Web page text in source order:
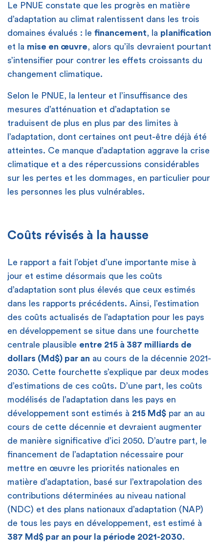
Le PNUE constate que les progrès en matière
d’adaptation au climat ralentissent dans les trois
domaines évalués : le financement , la planification
et la mise en œuvre , alors qu’ils devraient pourtant
s’intensifier pour contrer les effets croissants du
changement climatique.
Selon le PNUE, la lenteur et l’insuffisance des
mesures d’atténuation et d’adaptation se
traduisent de plus en plus par des limites à
l’adaptation, dont certaines ont peut-être déjà été
atteintes. Ce manque d’adaptation aggrave la crise
climatique et a des répercussions considérables
sur les pertes et les dommages, en particulier pour
les personnes les plus vulnérables.
Coûts révisés à la hausse
Le rapport a fait l’objet d’une importante mise à
jour et estime désormais que les coûts
d’adaptation sont plus élevés que ceux estimés
dans les rapports précédents. Ainsi, l’estimation
des coûts actualisés de l’adaptation pour les pays
en développement se situe dans une fourchette
centrale plausible entre 215 à 387 milliards de
dollars (Md$) par an au cours de la décennie 2021-
2030. Cette fourchette s’explique par deux modes
d’estimations de ces coûts. D’une part, les coûts
modélisés de l’adaptation dans les pays en
développement sont estimés à 215 Md$ par an au
cours de cette décennie et devraient augmenter
de manière significative d’ici 2050. D’autre part, le
financement de l’adaptation nécessaire pour
mettre en œuvre les priorités nationales en
matière d’adaptation, basé sur l’extrapolation des
contributions déterminées au niveau national
(NDC) et des plans nationaux d’adaptation (NAP)
de tous les pays en développement, est estimé à
387 Md$ par an pour la période 2021-2030.